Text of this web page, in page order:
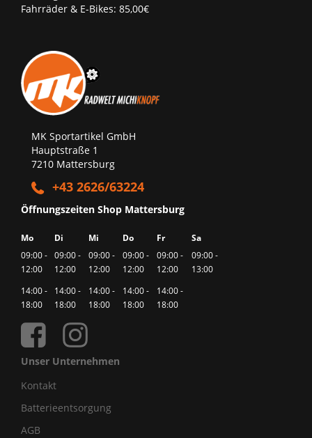
Fahrräder & E-Bikes: 85,00€
MK Sportartikel GmbH
Hauptstraße 1
7210 Mattersburg
+43 2626/63224
Öffnungszeiten Shop Mattersburg
Mo Di Mi Do Fr
Sa
09:00 -
12:00
09:00 -
12:00
09:00 -
12:00
09:00 -
12:00
09:00 -
12:00
09:00 -
13:00
14:00 -
18:00
14:00 -
18:00
14:00 -
18:00
14:00 -
18:00
14:00 -
18:00
Unser Unternehmen
Kontakt
Batterieentsorgung
AGB